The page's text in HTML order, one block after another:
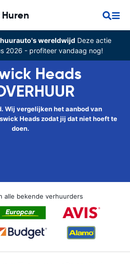
wereldwijd Deze actie
2026 - profiteer vandaag nog!
Heads
Wij vergelijken het aanbod van
Heads zodat jij dat niet hoeft te
doen.
alle bekende verhuurders